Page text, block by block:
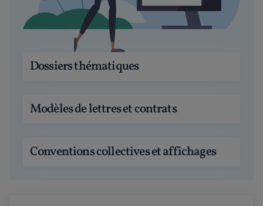
Dossiers thématiques
Modèles de lettres et contrats
Conventions collectives et affichages